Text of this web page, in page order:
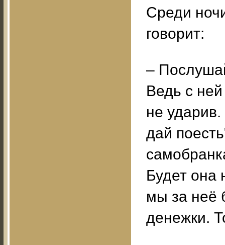
Среди
говорит:
–
Ведь с
не
дай
Будет она
мы за неё
денежки.